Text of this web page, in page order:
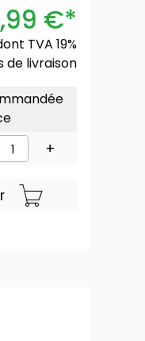
€*
TVA 19%
de livraison
+